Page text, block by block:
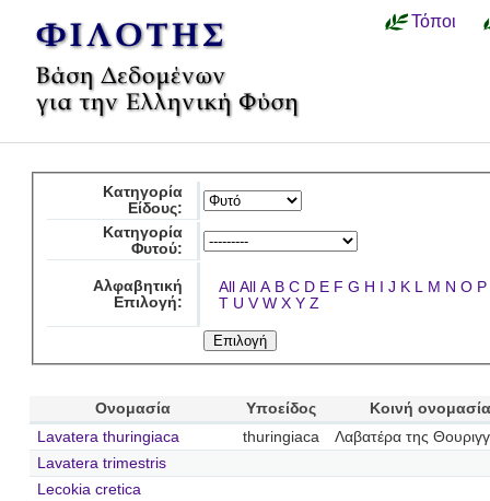
Τόποι
Κατηγορία
Είδους:
Κατηγορία
Φυτού:
Αλφαβητική
Επιλογή:
All All A B C D E F G H I J K L M N O P
T U V W X Y Z
Ονομασία Υποείδος
Κοινή ονομασία
Lavatera thuringiaca
thuringiaca
Λαβατέρα της
Lavatera trimestris
Lecokia cretica